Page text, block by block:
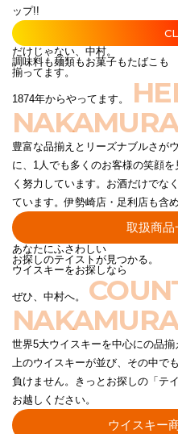
ップ!!
だけじゃない、中村。
調味料も麺類もお菓子もたばこも
揃ってます。
1874年からやってます。
NAKAMURA
豊富な品揃えとリーズナブルさが
に、1人でも多くのお客様の笑顔
く努力しています。お酒だけでな
ています。伊勢崎店・足利店も含
取扱商品
あなたにふさわしい
お探しのテイストが見つかる。
ウイスキーをお探しなら
ぜひ、中村へ。
NAKAMURA
世界5大ウイスキーを中心にの品
上のウイスキーが並び、その中で
負けません。きっとお探しの「テ
お越しください。
ウイスキー